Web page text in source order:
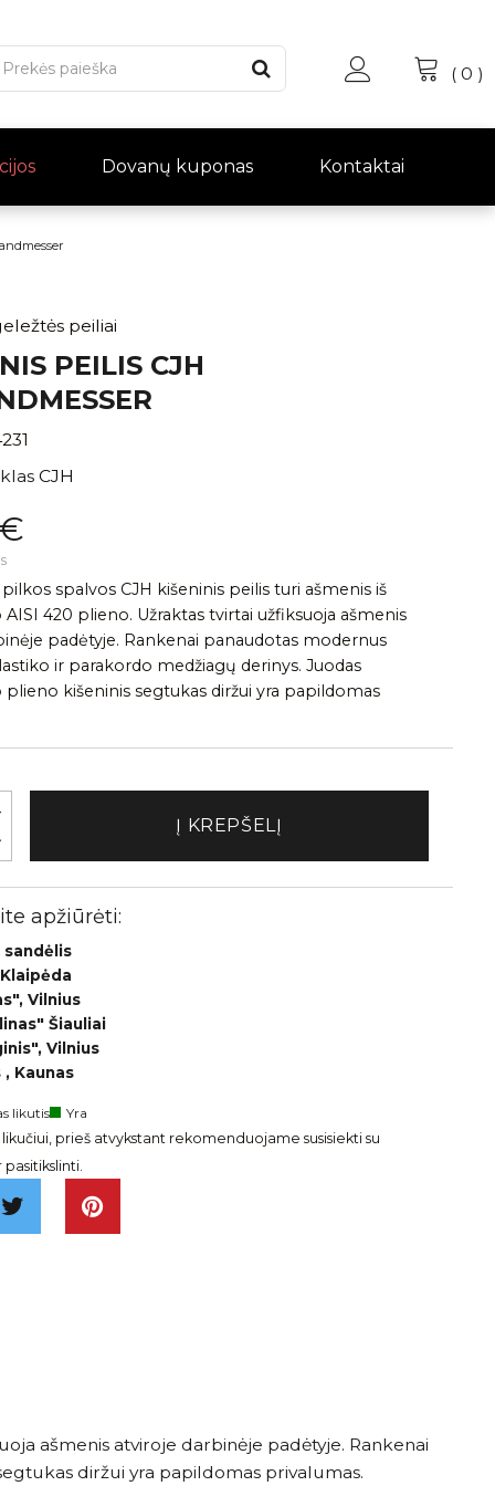
( 0 )
Dovanų kuponas Kontaktai
peiliai
PEILIS CJH
CJH
pilkos spalvos CJH kišeninis peilis turi ašmenis iš
AISI 420 plieno. Užraktas tvirtai užfiksuoja ašmenis
padėtyje. Rankenai panaudotas modernus
ir parakordo medžiagų derinys. Juodas
plieno kišeninis segtukas diržui yra papildomas
Į KREPŠELĮ
apžiūrėti:
sandėlis
Vilnius
Šiauliai
Vilnius
, Kaunas
likutis
Yra
likučiui, prieš atvykstant rekomenduojame susisiekti su
ašmenis atviroje darbinėje padėtyje. Rankenai
diržui yra papildomas privalumas.